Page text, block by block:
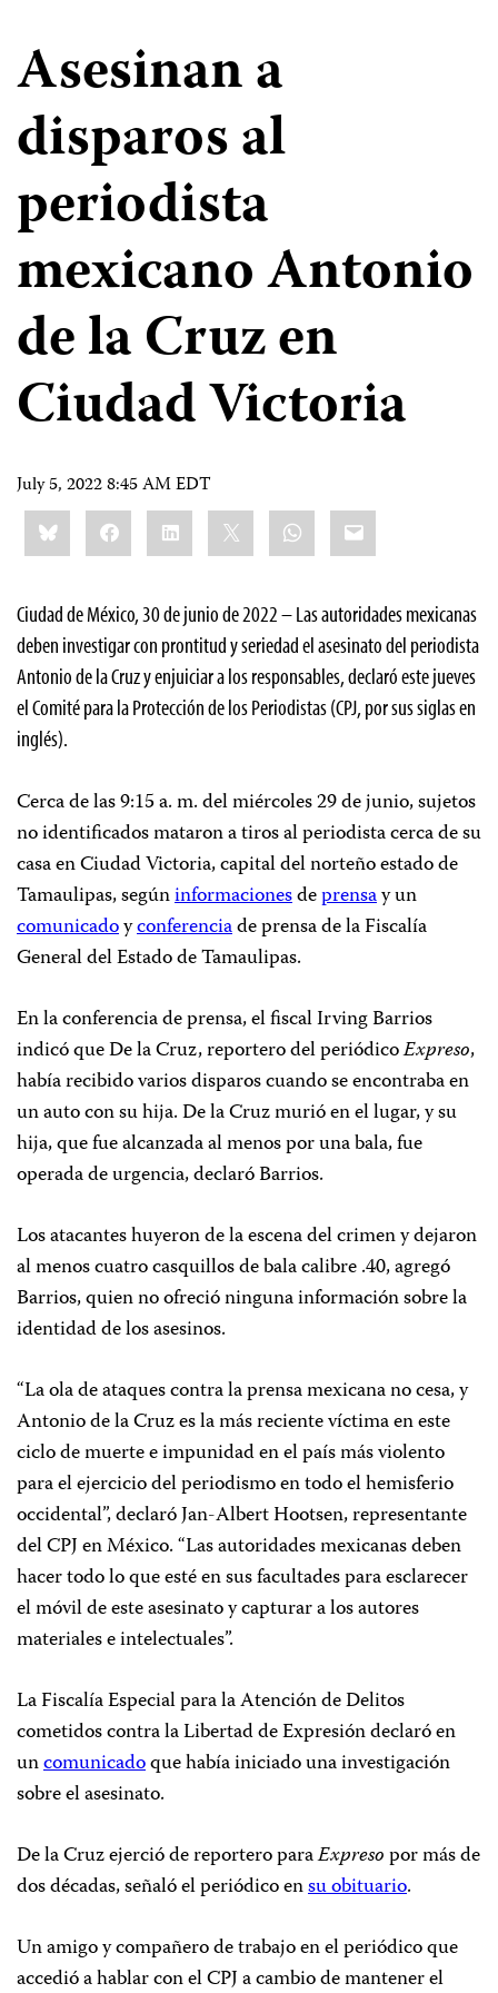
Asesinan a
disparos al
periodista
mexicano Antonio
de la Cruz en
Ciudad Victoria
July 5, 2022 8:45 AM EDT
Share
this:BlueskyFacebookLinkedIn WhatsApp
Email
Ciudad de México, 30 de junio de 2022 – Las autoridades mexicanas
deben investigar con prontitud y seriedad el asesinato del periodista
Antonio de la Cruz y enjuiciar a los responsables, declaró este jueves
el Comité para la Protección de los Periodistas (CPJ, por sus siglas en
inglés).
Cerca de las 9:15 a. m. del miércoles 29 de junio, sujetos
no identificados mataron a tiros al periodista cerca de su
casa en Ciudad Victoria, capital del norteño estado de
Tamaulipas, segúninformacionesdeprensay un
comunicadoyconferenciade prensa de la Fiscalía
General del Estado de Tamaulipas.
En la conferencia de prensa, el fiscal Irving Barrios
indicó que De la Cruz, reportero del periódicoExpreso,
había recibido varios disparos cuando se encontraba en
un auto con su hija. De la Cruz murió en el lugar, y su
hija, que fue alcanzada al menos por una bala, fue
operada de urgencia, declaró Barrios.
Los atacantes huyeron de la escena del crimen y dejaron
al menos cuatro casquillos de bala calibre .40, agregó
Barrios, quien no ofreció ninguna información sobre la
identidad de los asesinos.
“La ola de ataques contra la prensa mexicana no cesa, y
Antonio de la Cruz es la más reciente víctima en este
ciclo de muerte e impunidad en el país más violento
para el ejercicio del periodismo en todo el hemisferio
occidental”, declaró Jan-Albert Hootsen, representante
del CPJ en México. “Las autoridades mexicanas deben
hacer todo lo que esté en sus facultades para esclarecer
el móvil de este asesinato y capturar a los autores
materiales e intelectuales”.
La Fiscalía Especial para la Atención de Delitos
cometidos contra la Libertad de Expresión declaró en
uncomunicadoque había iniciado una investigación
sobre el asesinato.
De la Cruz ejerció de reportero paraExpresopor más de
dos décadas, señaló el periódico ensu obituario.
Un amigo y compañero de trabajo en el periódico que
accedió a hablar con el CPJ a cambio de mantener el